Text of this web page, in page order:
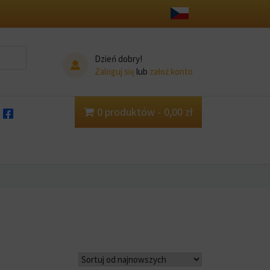
Dzień dobry!
Zaloguj sięlub założ konto
0 produktów 0,00 zł